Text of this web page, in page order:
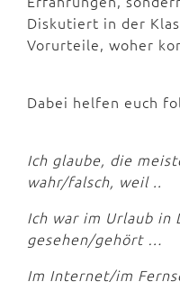
Diskutiert in der
Vorurteile, woher
Dabei helfen euch
Ich glaube, die
wahr/falsch, weil ..
Ich war im Urlaub in
gesehen/gehört …
Im Internet/im